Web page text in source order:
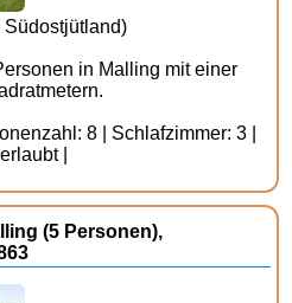
Südostjütland)
in Malling mit einer
8 | Schlafzimmer: 3 |
|
(5 Personen),